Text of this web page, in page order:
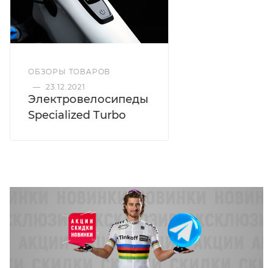
ОБЗОРЫ ТОВАРОВ
— 23.12.2021
Электровелосипеды
Specialized Turbo